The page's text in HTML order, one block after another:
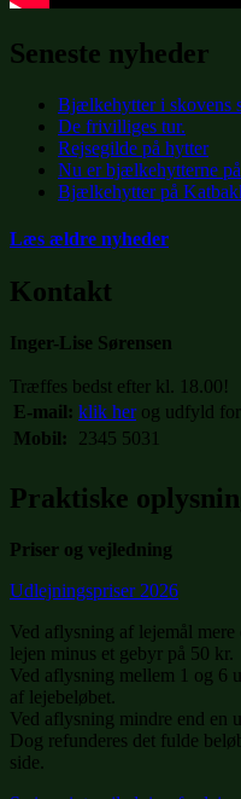
Seneste nyheder
Bjælkehytter i skovens
De frivilliges tur.
Rejsegilde på hytter
Nu er bjælkehytterne
Bjælkehytter på
Læs ældre nyheder
Kontakt
Inger-Lise Sørensen
Træffes bedst efter kl. 18.00!
E-mail: klik herog udfyld
Mobil:
2345 5031
Praktiske
Priser og vejledning
Udlejningspriser 2026
Ved aflysning af lejemål
lejen minus et gebyr på 50 kr.
Ved aflysning mellem 1 og 6
af lejebeløbet.
Ved aflysning mindre end en
Dog refunderes det fulde
side.